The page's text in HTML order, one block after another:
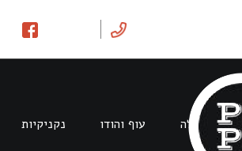
בקר וטלה עוף והודו נקניקיות